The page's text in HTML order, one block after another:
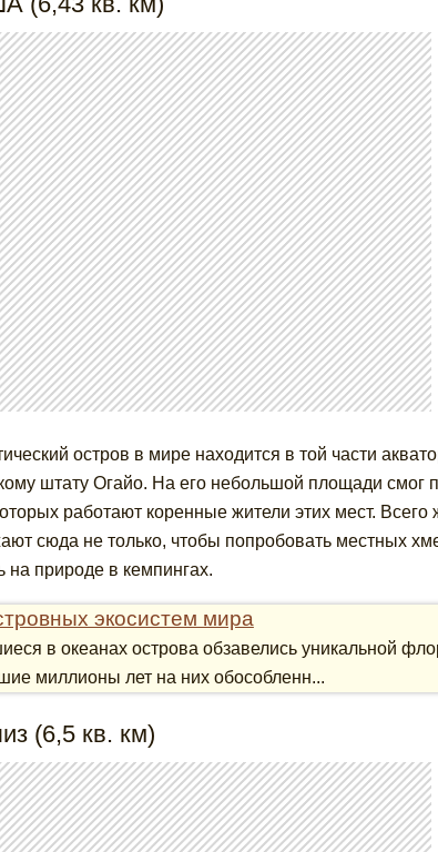
остров в мире находится в той части
штату Огайо. На его небольшой площади смог
работают коренные жители этих мест.
сюда не только, чтобы попробовать местных
на природе в кемпингах.
экосистем мира
в океанах острова обзавелись уникальной
миллионы лет на них обособленн...
(6,5 кв. км)